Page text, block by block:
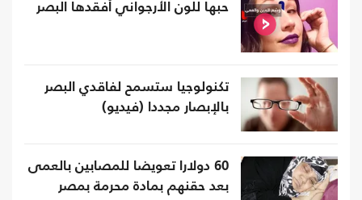
حبها للون الأرجواني أفقدها البصر
تكنولوجيا ستسمح لفاقدي البصر
بالإبصار مجددا (فيديو)
60 دولارا تعويضا للمصابين بالعمى
بعد حقنهم بمادة محرمة بمصر